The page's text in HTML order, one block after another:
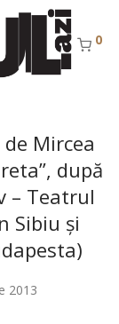
0
de Mircea
după
– Teatrul
Sibiu şi
2013